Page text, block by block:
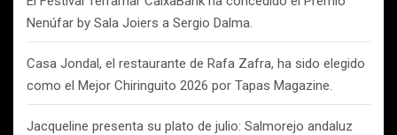
Nenúfar by Sala Joiers a Sergio Dalma.
Casa Jondal, el restaurante de Rafa Zafra, ha sido elegido
como el Mejor Chiringuito 2026 por Tapas Magazine.
Jacqueline presenta su plato de julio: Salmorejo andaluz